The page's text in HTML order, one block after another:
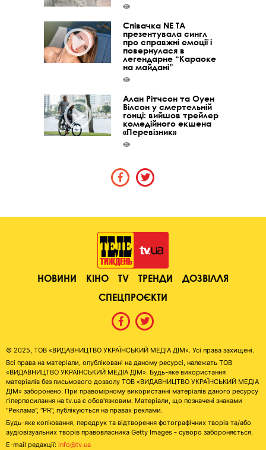
Співачка NE TA
презентувала сингл
про справжні емоції і
повернулася в
легендарне “Караоке
на майдані”
Алан Рітчсон та Оуен
Вілсон у смертельній
гонці: вийшов трейлер
комедійного екшена
«Перевізник»
НОВИНИ КІНО TV ТРЕНДИ
ДОЗВІЛЛЯ
СПЕЦПРОЄКТИ
© 2025, ТОВ «ВИДАВНИЦТВО УКРАЇНСЬКИЙ МЕДІА ДІМ». Усі права захищені.
Всі права на матеріали, опубліковані на даному ресурсі, належать ТОВ
«ВИДАВНИЦТВО УКРАЇНСЬКИЙ МЕДІА ДІМ». Будь-яке використання
матеріалів без письмового дозволу ТОВ «ВИДАВНИЦТВО УКРАЇНСЬКИЙ МЕДІА
ДІМ» заборонено. При правомірному використанні матеріалів даного ресурсу
гіперпосилання на tv.ua є обов'язковим. Матеріали, що позначені знаками
"Реклама", "PR", публікуються на правах реклами.
Будь-яке копіювання, передрук та відтворення фотографічних творів та/або
аудіовізуальних творів правовласника Getty Images - суворо забороняється.
E-mail редакції: info@tv.ua